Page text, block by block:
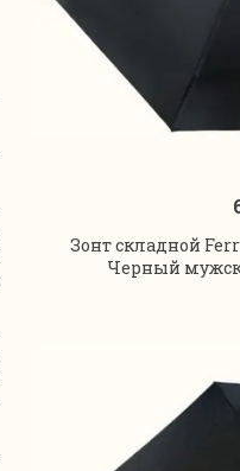
Зонт складной
Черный